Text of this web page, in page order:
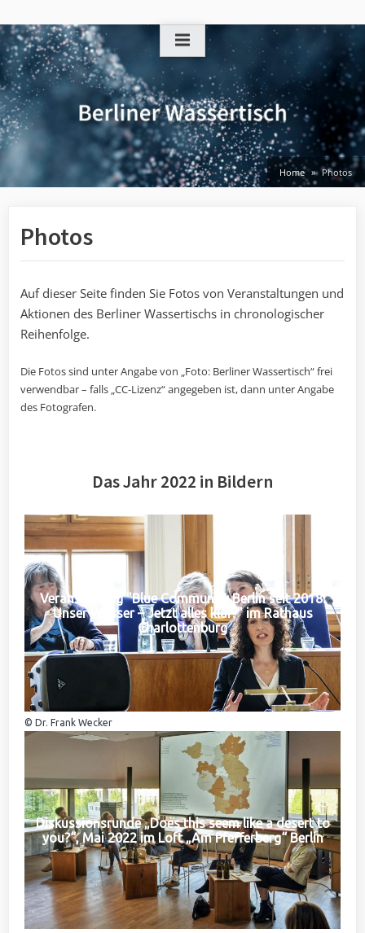
to
content
Home Photos
Photos
Auf dieser Seite finden Sie Fotos von Veranstaltungen und
Aktionen des Berliner Wassertischs in chronologischer
Reihenfolge.
Die Fotos sind unter Angabe von „Foto: Berliner Wassertisch“ frei
verwendbar – falls „CC-Lizenz“ angegeben ist, dann unter Angabe
des Fotografen.
Das Jahr 2022 in Bildern
Veranstaltung "Blue Community Berlin seit 2018:
Unser Wasser – Jetzt alles klar?" im Rathaus
Charlottenburg
© Dr. Frank Wecker
Diskussionsrunde „Does this seem like a desert to
you?“, Mai 2022 im Loft „Am Pfefferberg“ Berlin